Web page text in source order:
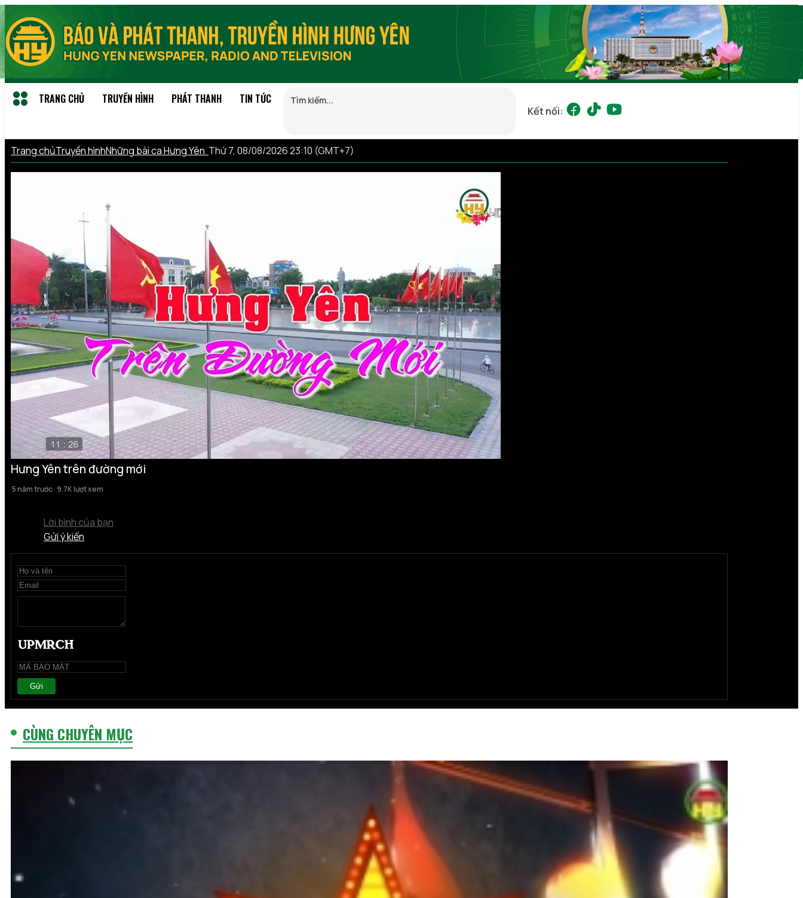
TRANG CHỦ TRUYỀN HÌNH PHÁT THANH TIN TỨC
Kết nối:
Trang chủTruyền hìnhNhững bài ca Hưng Yên Thứ 7, 08/08/2026 23:10 (GMT+7)
Hưng Yên trên đường mới
5 năm trước 9.7K lượt xem
Lời bình của bạn
Gửi ý kiến
Gửi
CÙNG CHUYÊN MỤC